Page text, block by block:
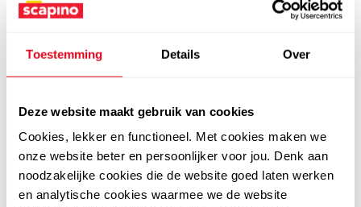
Toestemming Details Over
Deze website maakt gebruik van cookies
Cookies, lekker en functioneel. Met cookies maken we
onze website beter en persoonlijker voor jou. Denk aan
noodzakelijke cookies die de website goed laten werken
en analytische cookies waarmee we de website